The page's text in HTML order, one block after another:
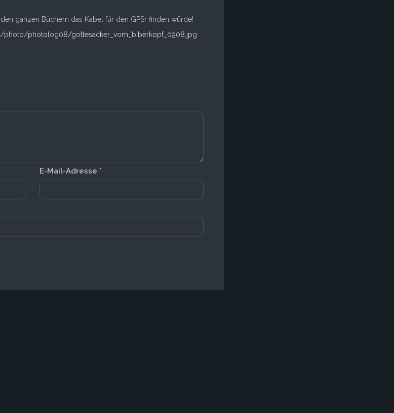
ganzen Büchern das Kabel für den GPSr finden würde!
photo/photolog08/gottesacker_vom_biberkopf_0908.jpg
E-Mail-Adresse *